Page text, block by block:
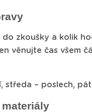
zkoušky a kolik
věnujte čas všem
středa – poslech,